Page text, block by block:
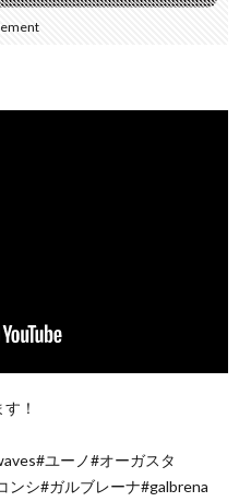
！
ユーノ#オーガスタ
シ#ガルブレーナ#galbrena